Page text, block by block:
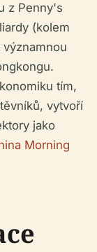
z Penny's
(kolem
významnou
tím,
vytvoří
jako
Morning